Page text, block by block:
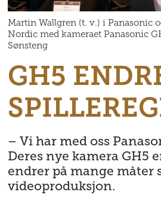
Martin Wallgren (t. v.) i Panasonic
Nordic med kameraet Panasonic
Sønsteng
GH5
– Vi har med oss
Deres nye kamera GH5
endrer på mange måter
videoproduksjon.